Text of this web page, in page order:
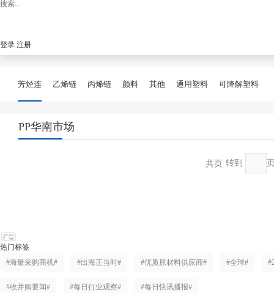
登录 注册
芳烃连 乙烯链 丙烯链 颜料 其他 通用塑料 可降解塑料
PP华南市场
共页 转到
热门标签
#海量采购商机#
#出海正当时# #优质原材料供应商# #全球#
#收并购要闻# #每日行业观察# #每日快讯播报#